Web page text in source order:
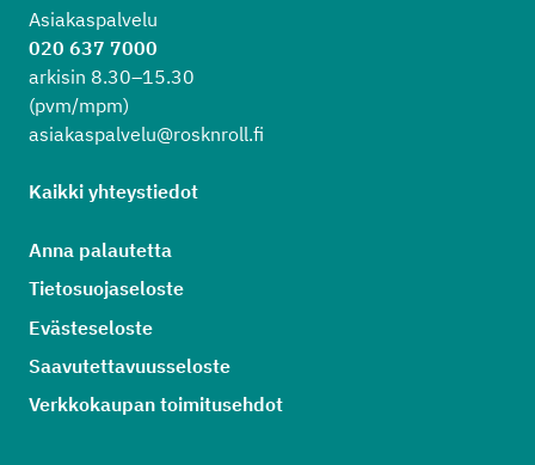
Asiakaspalvelu
020 637 7000
arkisin 8.30–15.30
(pvm/mpm)
asiakaspalvelu@rosknroll.fi
Kaikki yhteystiedot
Anna palautetta
Tietosuojaseloste
Evästeseloste
Saavutettavuusseloste
Verkkokaupan toimitusehdot